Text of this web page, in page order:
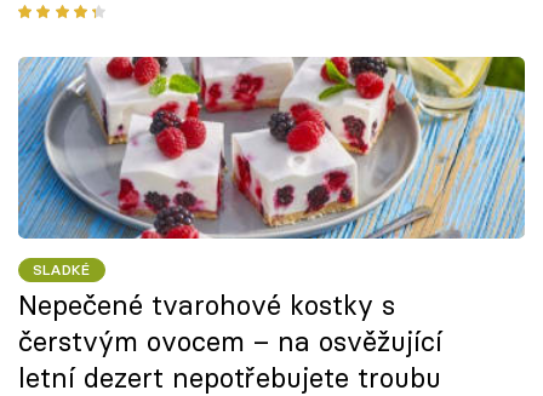
SLADKÉ
Nepečené tvarohové kostky s
čerstvým ovocem – na osvěžující
letní dezert nepotřebujete troubu